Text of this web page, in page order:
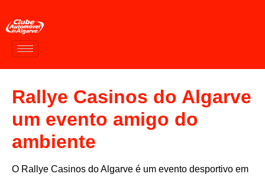
Rallye Casinos do Algarve
um evento amigo do
ambiente
O Rallye Casinos do Algarve é um evento desportivo em